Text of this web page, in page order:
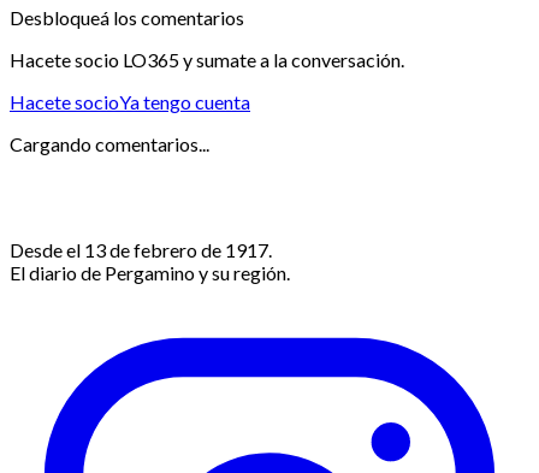
Desbloqueá los comentarios
Hacete socio LO365 y sumate a la conversación.
Hacete socioYa tengo cuenta
Cargando comentarios...
Desde el 13 de febrero de 1917.
El diario de Pergamino y su región.